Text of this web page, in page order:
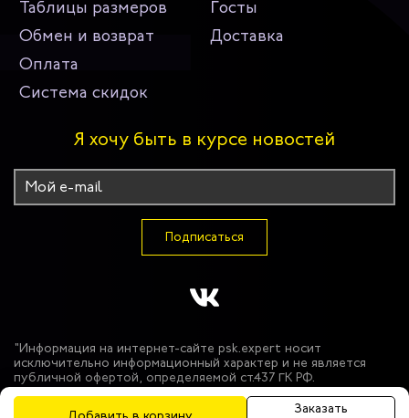
Заказать
Таблицы размеров
Госты
Обмен и возврат
Доставка
Оплата
Система скидок
Я хочу быть в курсе новостей
Подписаться
"Информация на интернет-сайте psk.expert носит
исключительно информационный характер и не является
публичной офертой, определяемой ст.437 ГК РФ.
Производитель оставляет за собой право в одностороннем
порядке вносить изменения в состав материалов,